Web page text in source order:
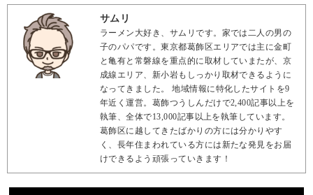
サムリ
ラーメン大好き、サムリです。家では二人の男の
子のパパです。東京都葛飾区エリアでは主に金町
と亀有と常磐線を重点的に取材していまたが、京
成線エリア、新小岩もしっかり取材できるように
なってきました。 地域情報に特化したサイトを9
年近く運営。葛飾つうしんだけで2,400記事以上を
執筆、全体で13,000記事以上を執筆しています。
葛飾区に越してきたばかりの方には分かりやす
く、長年住まわれている方には新たな発見をお届
けできるよう頑張っていきます！